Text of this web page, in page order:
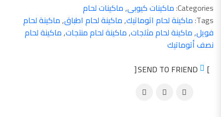
Categories: ماكينات كيوبى,ماكينات لحام
Tags: ماكينة لحام اتوماتيك,ماكينة لحام اطباق,ماكينة لحام
فويل,ماكينة لحام مثلجات,ماكينة لحام منتجات,ماكينة لحام
نصف أتوماتيك